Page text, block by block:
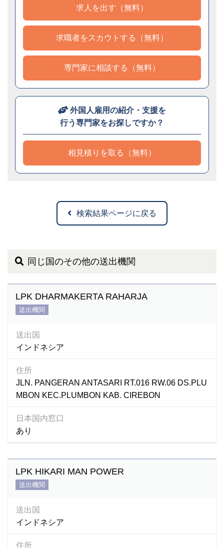
求人を出す（無料）
求職者をスカウトする（無料）
専門家に相談する（無料）
外国人雇用の紹介・支援を
行う専門家をお探しですか？
相見積りを取る（無料）
検索結果ページに戻る
同じ国のその他の送出機関
LPK DHARMAKERTA RAHARJA
送出機関
送出国
インドネシア
住所
JLN. PANGERAN ANTASARI RT.016 RW.06 DS.PLU
MBON KEC.PLUMBON KAB. CIREBON
日本国内窓口
あり
LPK HIKARI MAN POWER
送出機関
送出国
インドネシア
住所